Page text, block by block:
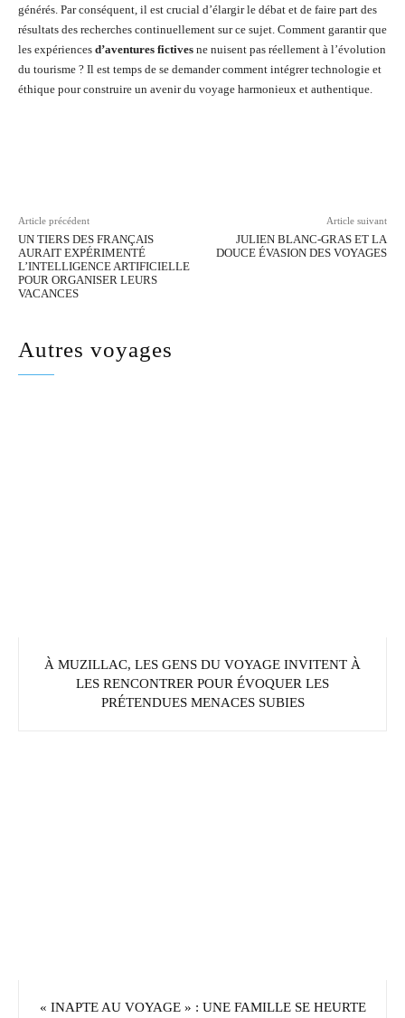
générés. Par conséquent, il est crucial d’élargir le débat et de faire part des
résultats des recherches continuellement sur ce sujet. Comment garantir que
les expériences d’aventures fictives ne nuisent pas réellement à l’évolution
du tourisme ? Il est temps de se demander comment intégrer technologie et
éthique pour construire un avenir du voyage harmonieux et authentique.
Article précédent
UN TIERS DES FRANÇAIS
AURAIT EXPÉRIMENTÉ
L’INTELLIGENCE ARTIFICIELLE
POUR ORGANISER LEURS
VACANCES
Article suivant
JULIEN BLANC-GRAS ET LA
DOUCE ÉVASION DES VOYAGES
Autres voyages
À MUZILLAC, LES GENS DU VOYAGE INVITENT À
LES RENCONTRER POUR ÉVOQUER LES
PRÉTENDUES MENACES SUBIES
« INAPTE AU VOYAGE » : UNE FAMILLE SE HEURTE